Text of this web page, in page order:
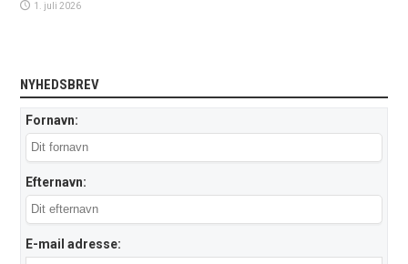
1. juli 2026
NYHEDSBREV
Fornavn:
Efternavn:
E-mail adresse: